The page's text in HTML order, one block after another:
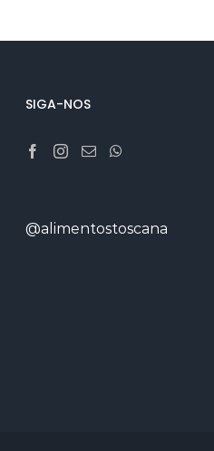
SIGA-NOS
@alimentostoscana